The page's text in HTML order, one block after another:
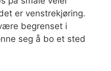
er venstrekjøring.
begrenset i
seg å bo et sted